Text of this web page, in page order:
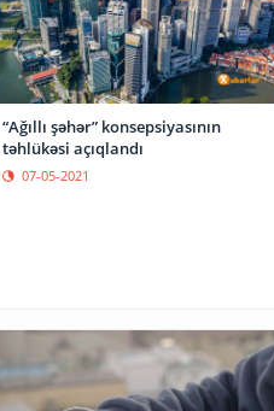
“Ağıllı şəhər” konsepsiyasının
təhlükəsi açıqlandı
07-05-2021